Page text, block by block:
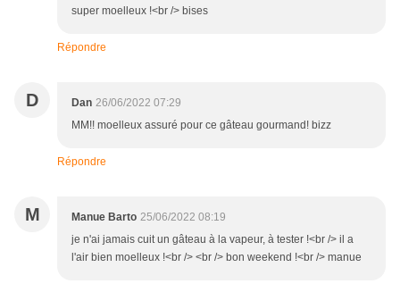
super moelleux !<br /> bises
Répondre
D Dan 26/06/2022 07:29
MM!! moelleux assuré pour ce gâteau gourmand! bizz
Répondre
M Manue Barto 25/06/2022 08:19
je n'ai jamais cuit un gâteau à la vapeur, à tester !<br /> il a
l'air bien moelleux !<br /> <br /> bon weekend !<br /> manue